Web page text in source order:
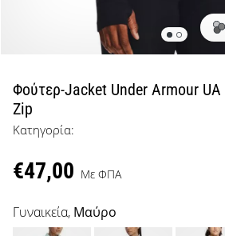
μπάσκετ
όπως
εμείς;
Έλα
μας
πρεσβευτής
της
Φούτερ-Jacket Under Armour
Zip
Κατηγορία:
€47,00 Με ΦΠΑ
Γυναικεία, Μαύρο